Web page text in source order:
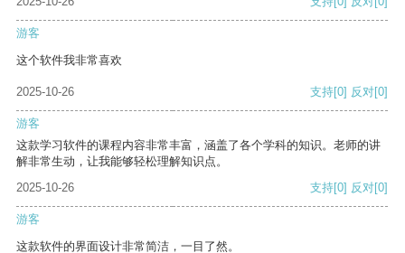
游客
这个软件我非常喜欢
2025-10-26 支持[0] 反对[0]
游客
这款学习软件的课程内容非常丰富，涵盖了各个学科的知识。老师的讲
解非常生动，让我能够轻松理解知识点。
2025-10-26
支持[0] 反对[0]
游客
这款软件的界面设计非常简洁，一目了然。